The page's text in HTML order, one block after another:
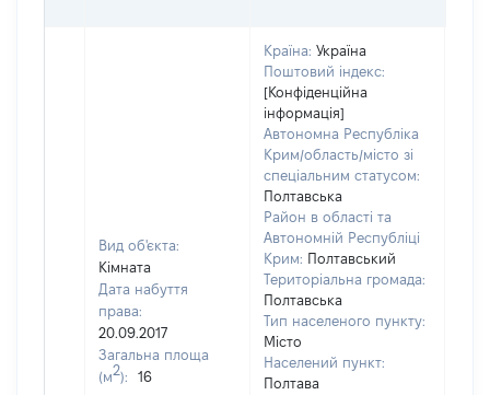
Вид об'єкта:
Кімната
Дата набуття
права:
20.09.2017
Загальна площа
(м2):
16
Країна: Україна
Поштовий індекс:
[Конфіденційна
інформація]
Автономна Республіка
Крим/область/місто зі
спеціальним статусом:
Полтавська
Район в області та
Автономній Республіці
Крим: Полтавський
Територіальна громада:
Полтавська
Тип населеного пункту:
Місто
Населений пункт:
Полтава